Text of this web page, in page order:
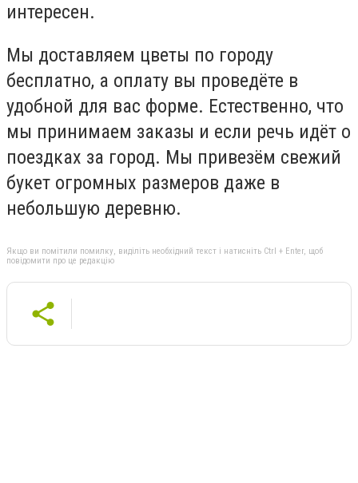
интересен.
Мы доставляем цветы по городу
бесплатно, а оплату вы проведёте в
удобной для вас форме. Естественно, что
мы принимаем заказы и если речь идёт о
поездках за город. Мы привезём свежий
букет огромных размеров даже в
небольшую деревню.
Якщо ви помітили помилку, виділіть необхідний текст і натисніть Ctrl + Enter, щоб
повідомити про це редакцію